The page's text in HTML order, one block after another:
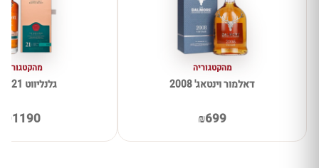
מהקטגוריה
דאלמור וינטאג' 2008
₪699
מהקטגוריה
גלנליווט 21 שנים
₪1190